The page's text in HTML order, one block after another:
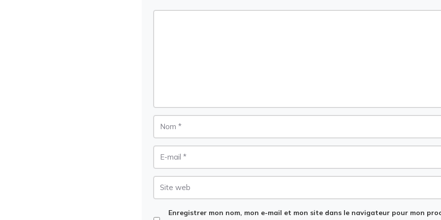
Enregistrer mon nom, mon e-mail et mon site dans le navigateur pour mon